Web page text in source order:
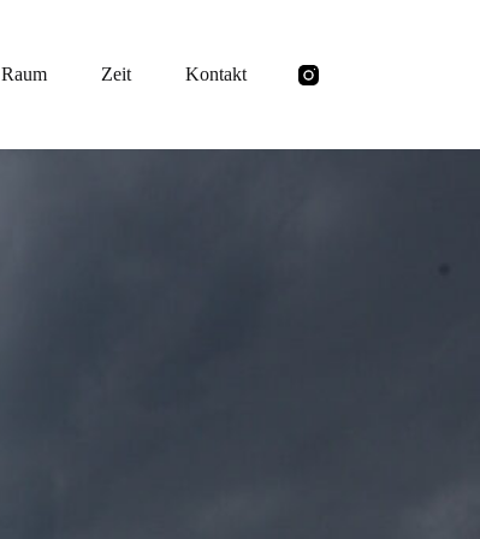
Raum Zeit Kontakt